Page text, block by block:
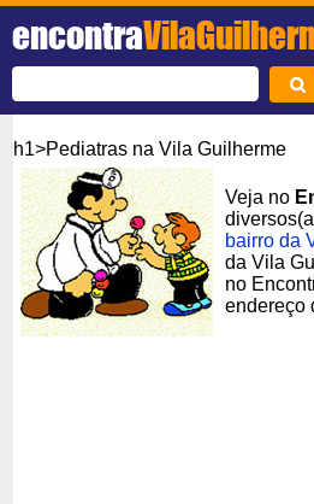
encontra
h1>Pediatras na Vila Guilherme
Veja no
bairro da
da Vila
no
endereço